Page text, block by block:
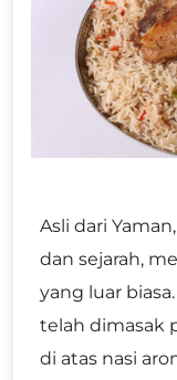
Asli dari
dan sejarah,
yang luar
telah dimasak
di atas nasi